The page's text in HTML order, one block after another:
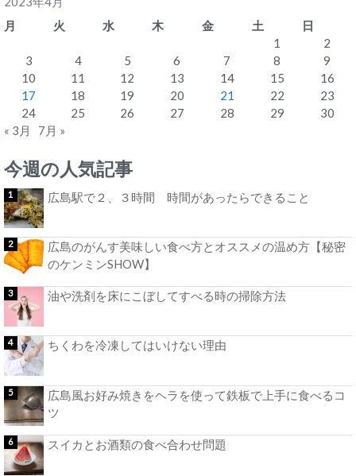
月
火 水 木 金 土
日
1
2
3
4 5 6 7 8
9
10
11 12 13 14 15
16
17
18 19 20 21 22
23
24
25 26 27 28 29
30
« 3月
7月 »
今週の人気記事
広島駅で２、３時間 時間があったらできること
広島のがんす美味しい食べ方とオススメの温め方【秘密
のケンミンSHOW】
油や洗剤を床にこぼしてすべる時の掃除方法
ちくわを冷凍してはいけない理由
広島風お好み焼きをヘラを使って鉄板で上手に食べるコ
ツ
スイカとお酒類の食べ合わせ問題